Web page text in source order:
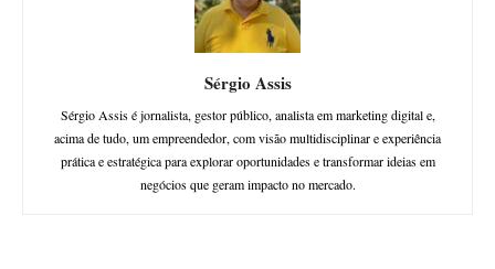
Sérgio Assis
Sérgio Assis é jornalista, gestor público, analista em marketing digital e,
acima de tudo, um empreendedor, com visão multidisciplinar e experiência
prática e estratégica para explorar oportunidades e transformar ideias em
negócios que geram impacto no mercado.